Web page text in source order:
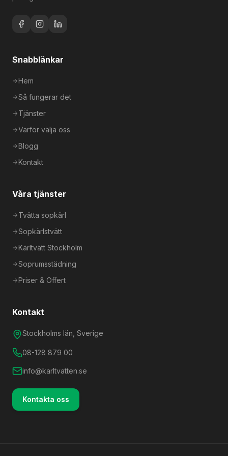
Snabblänkar
Hem
Så fungerar det
Tjänster
Varför välja oss
Blogg
Kontakt
Våra tjänster
Tvätta sopkärl
Sopkärlstvätt
Kärltvätt Stockholm
Soprumsstädning
Priser & Offert
Kontakt
Stockholms län, Sverige
08-128 879 00
info@karltvatten.se
Kontakta oss